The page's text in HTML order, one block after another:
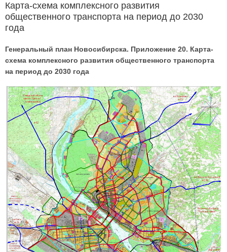
Карта-схема комплексного развития
общественного транспорта на период до 2030
года
Генеральный план Новосибирска. Приложение 20. Карта-
схема комплексного развития общественного транспорта
на период до 2030 года